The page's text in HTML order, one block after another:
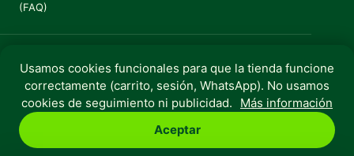
(FAQ)
Copyright © 2025 Huella Urbana. Todos los derechos
reservados.
Perro PecesRebajas
Usamos cookies funcionales para que la tienda funcione
correctamente (carrito, sesión, WhatsApp). No usamos
cookies de seguimiento ni publicidad.
Más información
Aceptar
€2,75 Añadir al carrito